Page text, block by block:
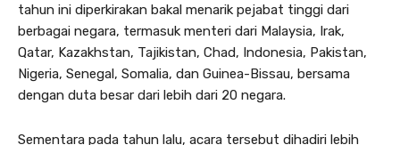
tahun ini diperkirakan bakal menarik pejabat tinggi dari
berbagai negara, termasuk menteri dari Malaysia, Irak,
Qatar, Kazakhstan, Tajikistan, Chad, Indonesia, Pakistan,
Nigeria, Senegal, Somalia, dan Guinea-Bissau, bersama
dengan duta besar dari lebih dari 20 negara.
Sementara pada tahun lalu, acara tersebut dihadiri lebih